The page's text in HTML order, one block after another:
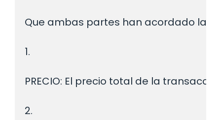
Que ambas partes han acordado la
1.
PRECIO: El precio total de la
2.